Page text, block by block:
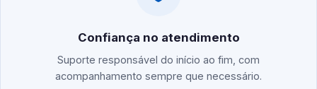
Confiança no atendimento
Suporte responsável do início ao fim, com
acompanhamento sempre que necessário.